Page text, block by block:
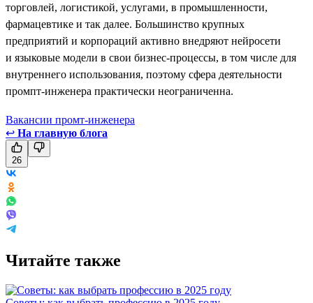
торговлей, логистикой, услугами, в промышленности,
фармацевтике и так далее. Большинство крупных
предприятий и корпораций активно внедряют нейросети
и языковые модели в свои бизнес-процессы, в том числе для
внутреннего использования, поэтому сфера деятельности
промпт-инженера практически неограниченна.
Вакансии промт-инженера
↩ На главную блога
26
Читайте также